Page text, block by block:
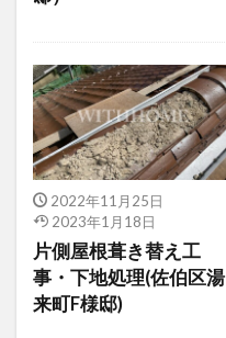
2022年11月25日
2023年1月18日
片側屋根葺き替え工
事・下地処理(佐伯区湯
来町F様邸)